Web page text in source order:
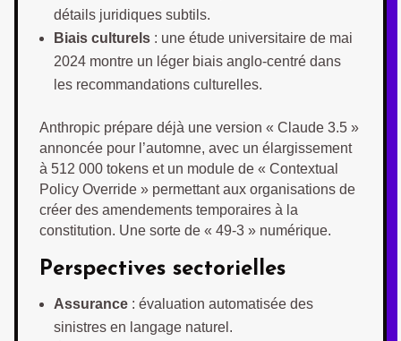
détails juridiques subtils.
Biais culturels : une étude universitaire de mai
2024 montre un léger biais anglo-centré dans
les recommandations culturelles.
Anthropic prépare déjà une version « Claude 3.5 »
annoncée pour l’automne, avec un élargissement
à 512 000 tokens et un module de « Contextual
Policy Override » permettant aux organisations de
créer des amendements temporaires à la
constitution. Une sorte de « 49-3 » numérique.
Perspectives sectorielles
Assurance : évaluation automatisée des
sinistres en langage naturel.